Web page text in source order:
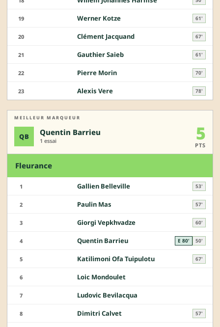
19 Werner Kotze 61'
20 Clément Jacquand 67'
21 Gauthier Saieb 61'
22 Pierre Morin 70'
23 Alexis Vere 78'
MEILLEUR MARQUEUR
QB Quentin Barrieu
1 essai 5
PTS
Fleurance
1 Gallien Belleville 53'
2 Paulin Mas 57'
3 Giorgi Vepkhvadze 60'
4 Quentin Barrieu E 80' 50'
5 Katilimoni Ofa Tuipulotu 67'
6 Loic Mondoulet
7 Ludovic Bevilacqua
8 Dimitri Calvet 57'